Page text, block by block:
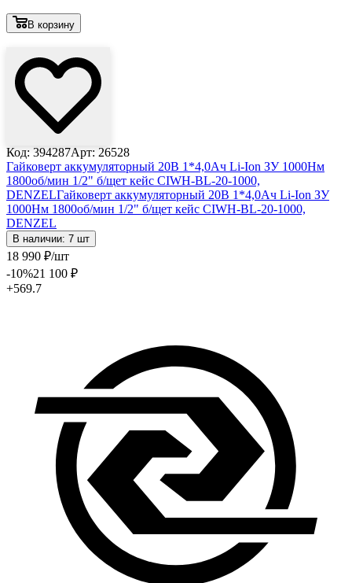
В корзину
Код: 394287Арт: 26528
Гайковерт аккумуляторный 20В 1*4,0Ач Li-Ion ЗУ 1000Нм
1800об/мин 1/2" б/щет кейс CIWH-BL-20-1000,
DENZELГайковерт аккумуляторный 20В 1*4,0Ач Li-Ion ЗУ
1000Нм 1800об/мин 1/2" б/щет кейс CIWH-BL-20-1000,
DENZEL
В наличии: 7 шт
18 990 ₽/шт
-10%21 100 ₽
+569.7